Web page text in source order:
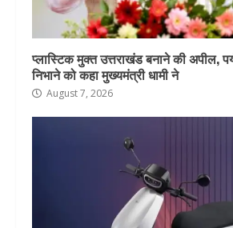
प्लास्टिक मुक्त उत्तराखंड बनाने की अपील,
निभाने को कहा मुख्यमंत्री धामी ने
August 7, 2026